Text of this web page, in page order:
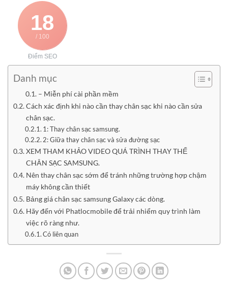
18
/ 100
Điểm SEO
Danh mục
– Miễn phí cài phần mềm
Cách xác định khi nào cần thay chân sạc khi nào cần sửa
chân sạc.
1: Thay chân sạc samsung.
2: Giữa thay chân sạc và sửa đường sạc
XEM THAM KHẢO VIDEO QUÁ TRÌNH THAY THẾ
CHÂN SẠC SAMSUNG.
Nên thay chân sạc sớm để tránh những trường hợp chậm
máy không cần thiết
Bảng giá chân sạc samsung Galaxy các dòng.
Hãy đến với Phatlocmobile để trải nhiểm quy trình làm
việc rõ ràng như.
Có liên quan